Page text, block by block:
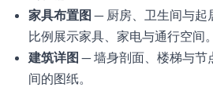
家具布置图 — 厨房、卫生间与起
比例展示家具、家电与通行空间。
建筑详图 — 墙身剖面、楼梯与节
间的图纸。